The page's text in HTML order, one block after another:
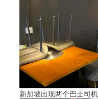
新加坡出现两个巴士司